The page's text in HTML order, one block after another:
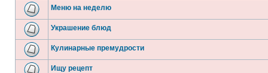
Меню на неделю
Украшение блюд
Кулинарные премудрости
Ищу рецепт